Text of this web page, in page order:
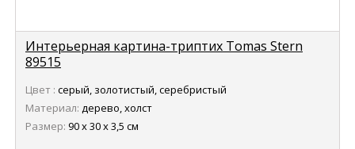
Интерьерная картина-триптих Tomas Stern
89515
Цвет : серый, золотистый, серебристый
Материал: дерево, холст
Размер: 90 x 30 x 3,5 см